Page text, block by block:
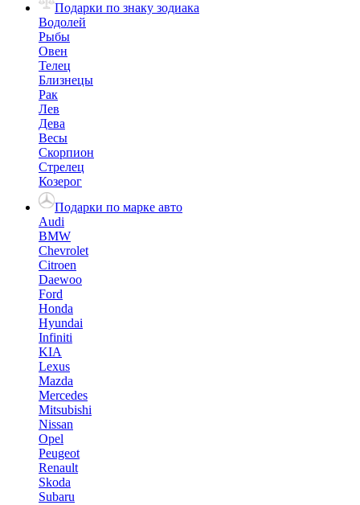
Подарки по знаку зодиака
Водолей
Рыбы
Овен
Телец
Близнецы
Рак
Лев
Дева
Весы
Скорпион
Стрелец
Козерог
Подарки по марке авто
Audi
BMW
Chevrolet
Citroen
Daewoo
Ford
Honda
Hyundai
Infiniti
KIA
Lexus
Mazda
Mercedes
Mitsubishi
Nissan
Opel
Peugeot
Renault
Skoda
Subaru